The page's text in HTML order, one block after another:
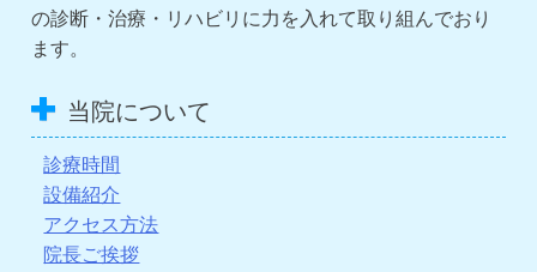
の診断・治療・リハビリに力を入れて取り組んでおり
ます。
当院について
診療時間
設備紹介
アクセス方法
院長ご挨拶